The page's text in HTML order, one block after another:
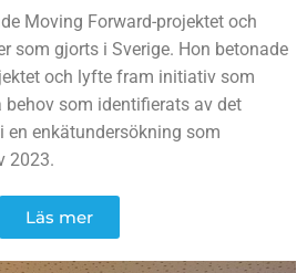
Moving Forward-projektet och
som gjorts i Sverige. Hon betonade
och lyfte fram initiativ som
som identifierats av det
en enkätundersökning som
2023.
Läs mer